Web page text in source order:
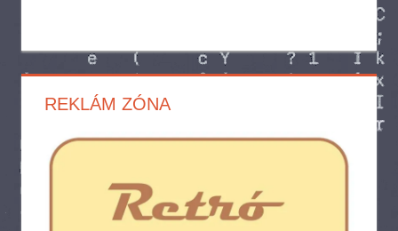
REKLÁM ZÓNA